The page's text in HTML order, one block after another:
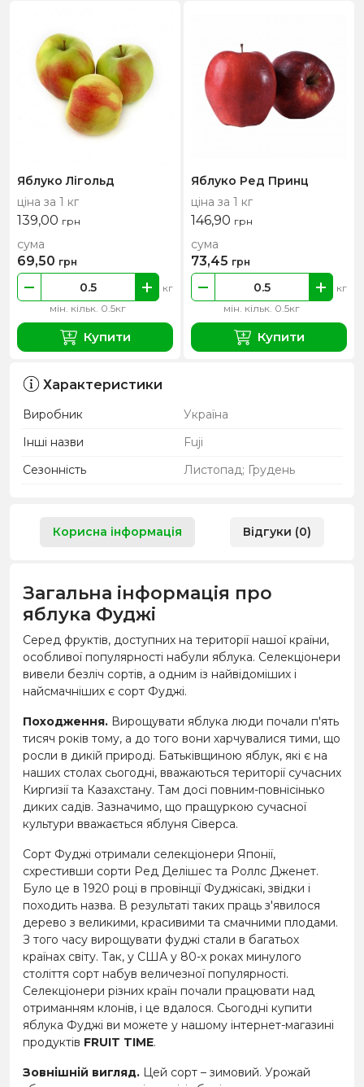
Яблуко Лігольд
ціна за 1 кг
139,00 грн
мін. кільк. 0.5кг
кг
сума
69,50 грн
Купити
Яблуко Ред Принц
ціна за 1 кг
146,90 грн
мін. кільк. 0.5кг
кг
сума
73,45 грн
Купити
Характеристики
Виробник
Україна
Інші назви
Fuji
Сезонність
Листопад; Грудень
Корисна інформація Відгуки (0)
Загальна інформація про
яблука Фуджі
Серед фруктів, доступних на території нашої країни,
особливої ​​популярності набули яблука. Селекціонери
вивели безліч сортів, а одним із найвідоміших і
найсмачніших є сорт Фуджі.
Походження. Вирощувати яблука люди почали п'ять
тисяч років тому, а до того вони харчувалися тими, що
росли в дикій природі. Батьківщиною яблук, які є на
наших столах сьогодні, вважаються території сучасних
Киргизії та Казахстану. Там досі повним-повнісінько
диких садів. Зазначимо, що пращуркою сучасної
культури вважається яблуня Сіверса.
Сорт Фуджі отримали селекціонери Японії,
схрестивши сорти Ред Делішес та Роллс Дженет.
Було це в 1920 році в провінції Фуджісакі, звідки і
походить назва. В результаті таких праць з'явилося
дерево з великими, красивими та смачними плодами.
З того часу вирощувати фуджі стали в багатьох
країнах світу. Так, у США у 80-х роках минулого
століття сорт набув величезної популярності.
Селекціонери різних країн почали працювати над
отриманням клонів, і це вдалося. Сьогодні купити
яблука Фуджі ви можете у нашому інтернет-магазині
продуктів FRUIT TIME.
Зовнішній вигляд. Цей сорт – зимовий. Урожай